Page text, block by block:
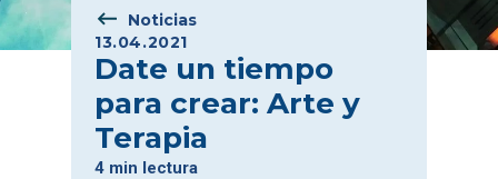
Noticias
13.04.2021
Date un tiempo
para crear: Arte y
Terapia
4 min lectura